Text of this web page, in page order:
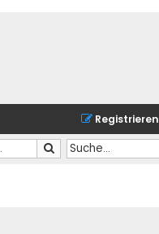
Registrieren
Suche